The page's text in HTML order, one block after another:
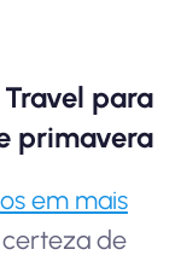
para
primavera
em mais
de